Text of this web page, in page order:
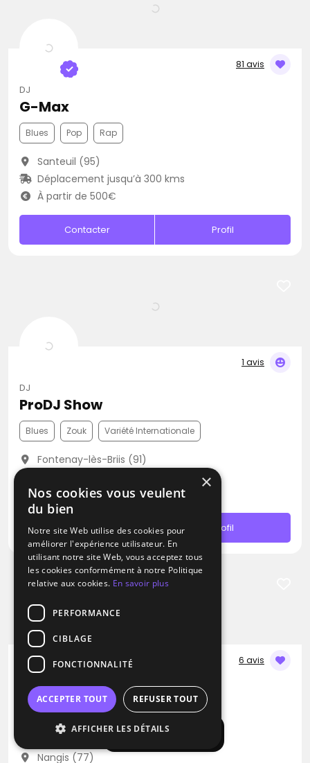
Afficher la carte
81 avis
DJ
G-Max
Blues Pop Rap
Santeuil (95)
Déplacement jusqu’à 300 kms
À partir de 500€
Contacter Profil
1 avis
DJ
ProDJ Show
Blues Zouk Variété Internationale
Fontenay-lès-Briis (91)
À partir de 650€
Contacter Profil
6 avis
DJG-Events
Dance hall Hip hop
Nangis (77)
×
Nos cookies vous veulent
du bien
Notre site Web utilise des cookies pour
améliorer l'expérience utilisateur. En
utilisant notre site Web, vous acceptez tous
les cookies conformément à notre Politique
relative aux cookies. En savoir plus
PERFORMANCE
CIBLAGE
FONCTIONNALITÉ
ACCEPTER TOUT REFUSER TOUT
AFFICHER LES DÉTAILS